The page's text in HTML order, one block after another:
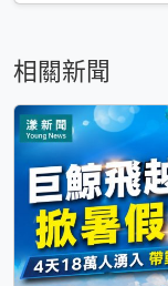
相關新聞